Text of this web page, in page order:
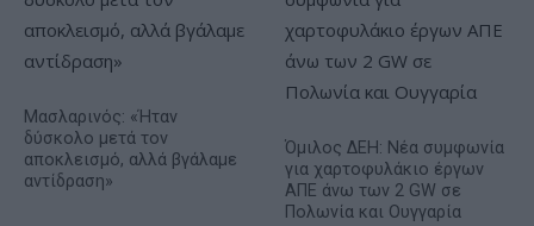
Μασλαρινός: «Ήταν
δύσκολο μετά τον
αποκλεισμό, αλλά βγάλαμε
αντίδραση»
Όμιλος ΔΕΗ: Νέα συμφωνία
για χαρτοφυλάκιο έργων
ΑΠΕ άνω των 2 GW σε
Πολωνία και Ουγγαρία